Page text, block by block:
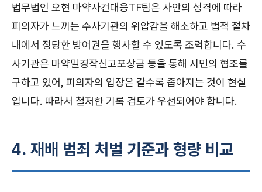
법무법인 오현 마약사건대응TF팀은 사안의 성격에 따라
피의자가 느끼는 수사기관의 위압감을 해소하고 법적 절차
내에서 정당한 방어권을 행사할 수 있도록 조력합니다. 수
사기관은 마약밀경작신고포상금 등을 통해 시민의 협조를
구하고 있어, 피의자의 입장은 갈수록 좁아지는 것이 현실
입니다. 따라서 철저한 기록 검토가 우선되어야 합니다.
4. 재배 범죄 처벌 기준과 형량 비교